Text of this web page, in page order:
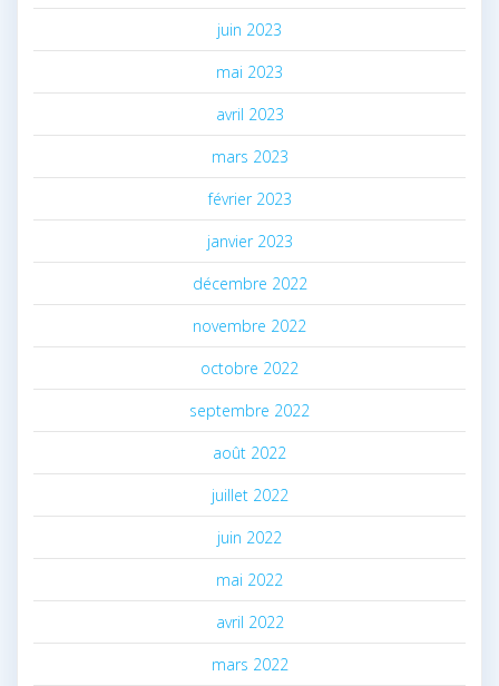
juin 2023
mai 2023
avril 2023
mars 2023
février 2023
janvier 2023
décembre 2022
novembre 2022
octobre 2022
septembre 2022
août 2022
juillet 2022
juin 2022
mai 2022
avril 2022
mars 2022